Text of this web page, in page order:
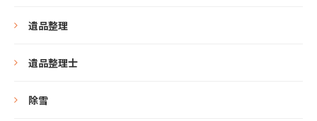
遺品整理
遺品整理士
除雪